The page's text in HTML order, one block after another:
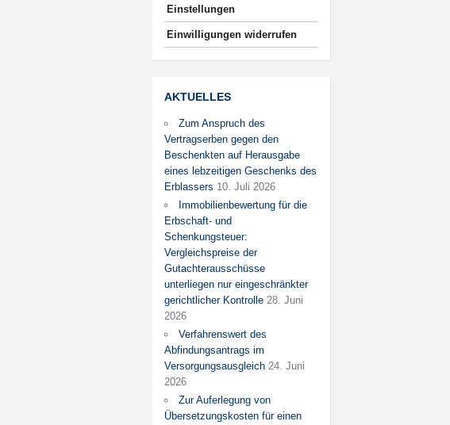
Einstellungen
Einwilligungen widerrufen
AKTUELLES
Zum Anspruch des
Vertragserben gegen den
Beschenkten auf Herausgabe
eines lebzeitigen Geschenks des
Erblassers 10. Juli 2026
Immobilienbewertung für die
Erbschaft- und
Schenkungsteuer:
Vergleichspreise der
Gutachterausschüsse
unterliegen nur eingeschränkter
gerichtlicher Kontrolle 28. Juni
2026
Verfahrenswert des
Abfindungsantrags im
Versorgungsausgleich 24. Juni
2026
Zur Auferlegung von
Übersetzungskosten für einen